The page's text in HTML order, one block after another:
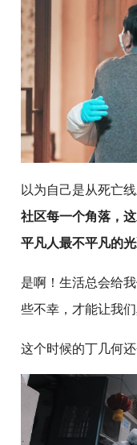
以为自己是从死亡
社区每一个角落，
平凡人最不平凡的光
是啊！生活总会给
些不幸，才能让我们
这个时候的丁几何